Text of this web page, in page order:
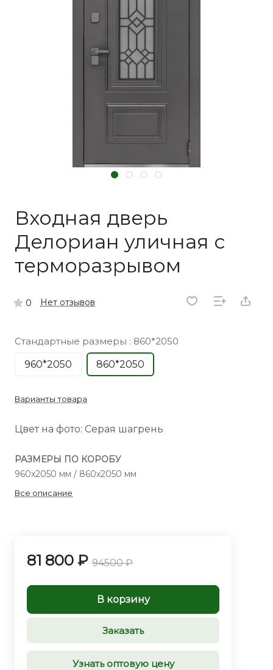
Входная дверь
Делориан уличная с
терморазрывом
0 Нет отзывов
Стандартные размеры : 860*2050
960*2050
860*2050
Варианты товара
Цвет на фото: Серая шагрень
РАЗМЕРЫ ПО КОРОБУ
960x2050 мм / 860x2050 мм
Все описание
81 800 ₽ 94500 ₽
В корзину
Заказать
Узнать оптовую цену